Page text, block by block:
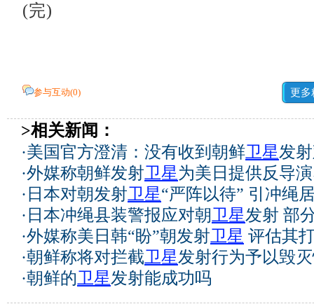
(完)
参与互动(0) 更多
>相关新闻：
·美国官方澄清：没有收到朝鲜卫星发
·外媒称朝鲜发射卫星为美日提供反导
· 日本对朝发射卫星“严阵以待” 引冲绳
· 日本冲绳县装警报应对朝卫星发射 部
·外媒称美日韩“盼”朝发射卫星 评估其
·朝鲜称将对拦截卫星发射行为予以毁
·朝鲜的卫星发射能成功吗